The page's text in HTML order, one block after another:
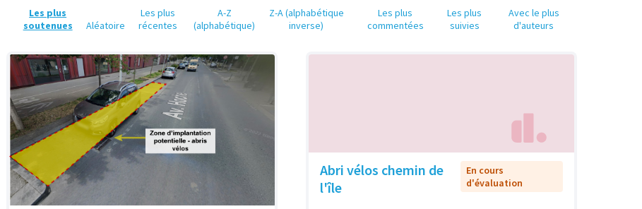
Les plus
soutenues
Aléatoire
Les plus
récentes
A-Z
(alphabétique)
Z-A (alphabétique
inverse)
Les plus
commentées
Les plus
suivies
Avec le plus
d'auteurs
Abri vélos chemin de
l'île
En cours
d'évaluation